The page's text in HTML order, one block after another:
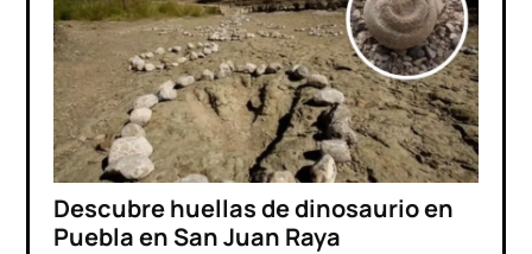
Descubre huellas de dinosaurio en
Puebla en San Juan Raya